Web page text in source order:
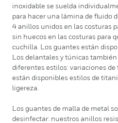
inoxidable se suelda
para hacer una lámina de fluido
4 anillos unidos en las costuras
sin huecos en las costuras para
cuchilla. Los guantes están
Los delantales y túnicas
diferentes estilos: variaciones
están disponibles estilos de
ligereza.
Los guantes de malla de metal
desinfectar: nuestros anillos